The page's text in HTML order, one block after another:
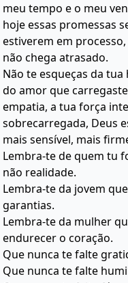
meu tempo e o meu
hoje essas promessas
estiverem em
não chega atrasado.
Não te esqueças da
do amor que
empatia, a tua força
sobrecarregada, Deus
mais sensível, mais
Lembra-te de quem tu
não realidade.
Lembra-te da jovem
garantias.
Lembra-te da mulher
endurecer o coração.
Que nunca te falte
Que nunca te falte